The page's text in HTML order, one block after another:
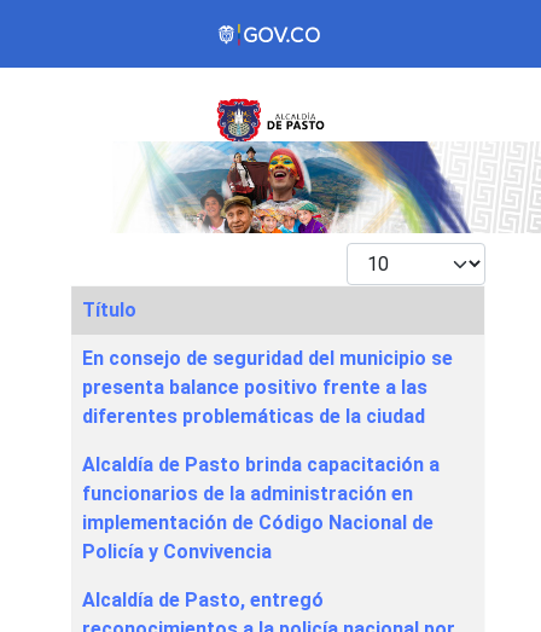
Mostrar #
Articles
Título
En consejo de seguridad del municipio se
presenta balance positivo frente a las
diferentes problemáticas de la ciudad
Alcaldía de Pasto brinda capacitación a
funcionarios de la administración en
implementación de Código Nacional de
Policía y Convivencia
Alcaldía de Pasto, entregó